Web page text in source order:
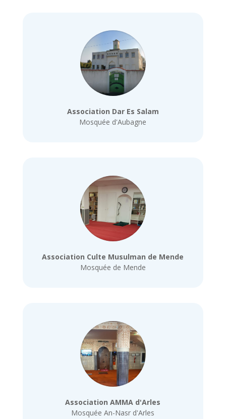
Association Dar Es Salam
Mosquée d'Aubagne
Association Culte Musulman de Mende
Mosquée de Mende
Association AMMA d'Arles
Mosquée An-Nasr d'Arles